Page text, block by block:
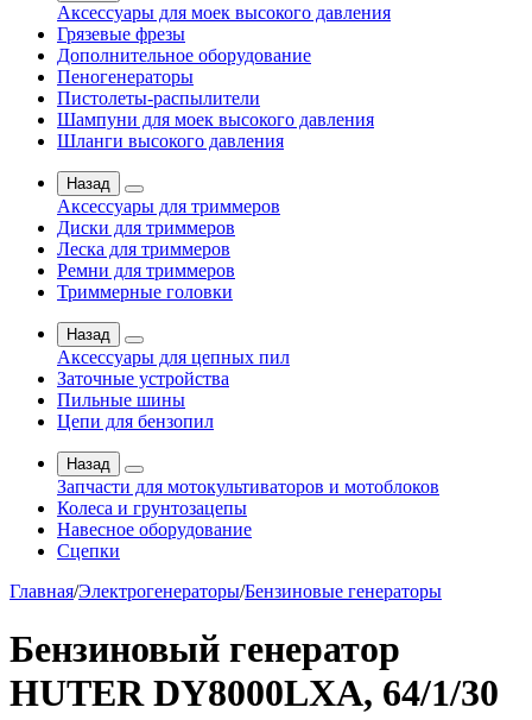
Аксессуары для моек высокого давления
Грязевые фрезы
Дополнительное оборудование
Пеногенераторы
Пистолеты-распылители
Шампуни для моек высокого давления
Шланги высокого давления
Назад
Аксессуары для триммеров
Диски для триммеров
Леска для триммеров
Ремни для триммеров
Триммерные головки
Назад
Аксессуары для цепных пил
Заточные устройства
Пильные шины
Цепи для бензопил
Назад
Запчасти для мотокультиваторов и мотоблоков
Колеса и грунтозацепы
Навесное оборудование
Сцепки
Главная/Электрогенераторы/Бензиновые генераторы
Бензиновый генератор
HUTER DY8000LXA, 64/1/30